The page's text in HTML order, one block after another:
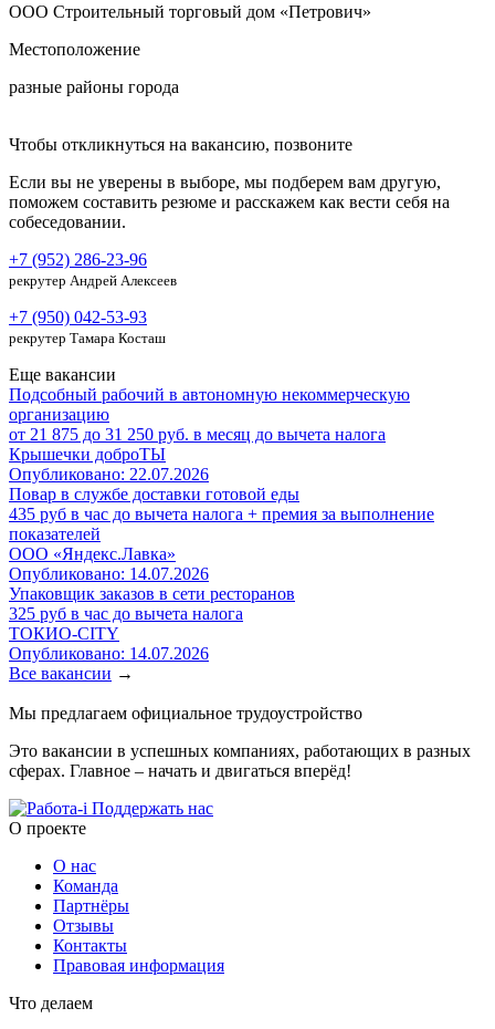
ООО Строительный торговый дом «Петрович»
Местоположение
разные районы города
Чтобы откликнуться на вакансию, позвоните
Если вы не уверены в выборе, мы подберем вам другую,
поможем составить резюме и расскажем как вести себя на
собеседовании.
+7 (952) 286-23-96
рекрутер Андрей Алексеев
+7 (950) 042-53-93
рекрутер Тамара Косташ
Еще вакансии
Подсобный рабочий в автономную некоммерческую
организацию
от 21 875 до 31 250 руб. в месяц до вычета налога
Крышечки доброТЫ
Опубликовано: 22.07.2026
Повар в службе доставки готовой еды
435 руб в час до вычета налога + премия за выполнение
показателей
ООО «Яндекс.Лавка»
Опубликовано: 14.07.2026
Упаковщик заказов в сети ресторанов
325 руб в час до вычета налога
ТОКИО-CITY
Опубликовано: 14.07.2026
Все вакансии →
Мы предлагаем официальное трудоустройство
Это вакансии в успешных компаниях, работающих в разных
сферах. Главное – начать и двигаться вперёд!
Поддержать нас
O проекте
О нас
Команда
Партнёры
Отзывы
Контакты
Правовая информация
Что делаем